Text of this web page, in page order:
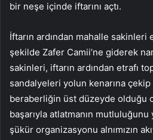
bir neşe içinde iftarını açtı.
İftarın ardından mahalle
şekilde Zafer Camii’ne giderek
sakinleri, iftarın ardından etrafı
sandalyeleri yolun kenarına
beraberliğin üst düzeyde olduğu
başarıyla atlatmanın
şükür organizasyonu alnımızın